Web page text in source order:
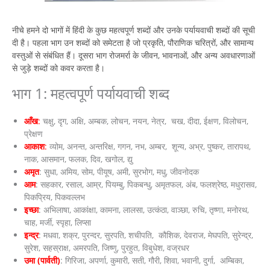
नीचे हमने दो भागों में हिंदी के कुछ महत्वपूर्ण शब्दों और उनके पर्यायवाची शब्दों की सूची
दी है। पहला भाग उन शब्दों को समेटता है जो प्रकृति, पौराणिक चरित्रों, और सामान्य
वस्तुओं से संबंधित हैं। दूसरा भाग रोजमर्रा के जीवन, भावनाओं, और अन्य अवधारणाओं
से जुड़े शब्दों को कवर करता है।
भाग 1: महत्वपूर्ण पर्यायवाची शब्द
आँख: चक्षु, दृग, अक्षि, अम्बक, लोचन, नयन, नेत्र, चख, दीदा, ईक्षण, विलोचन,
प्रेक्षण
आकाश: व्योम, अनन्त, अन्तरिक्ष, गगन, नभ, अम्बर, शून्य, अभ्र, पुष्कर, तारापथ,
नाक, आसमान, फलक, दिव, खगोल, द्यु
अमृत: सुधा, अमिय, सोम, पीयूष, अमी, सुरभोग, मधु, जीवनोदक
आम: सहकार, रसाल, आम्र, पियम्बु, पिकबन्धु, अमृतफल, अंब, फलश्रेष्ठ, मधुरासव,
पिकप्रिय, पिकवल्लभ
इच्छा: अभिलाषा, आकांक्षा, कामना, लालसा, उत्कंठा, वाञ्छा, रुचि, तृष्णा, मनोरथ,
चाह, मर्जी, स्पृहा, लिप्सा
इन्द्र: मधवा, शक्र, पुरन्दर, सुरपति, शचीपति, कौशिक, देवराज, मेघपति, सुरेन्द्र,
सुरेश, सहस्राक्ष, अमरपति, जिष्णु, पुरहुत, विबुधेश, वज्रधर
उमा (पार्वती): गिरिजा, अपर्णा, कुमारी, सती, गौरी, शिवा, भवानी, दुर्गा, अम्बिका,